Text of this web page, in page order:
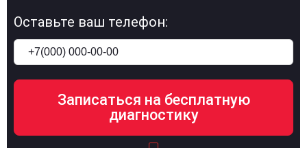
Оставьте ваш телефон: